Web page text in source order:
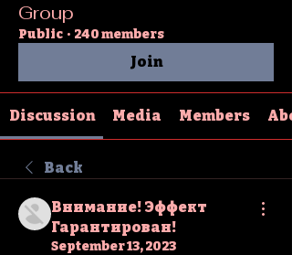
Group
Public · 240 members
Join
Discussion Media Members
Back
Внимание! Эффект
Гарантирован!
September 13, 2023